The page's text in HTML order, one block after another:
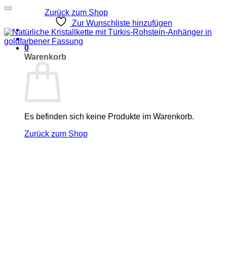
Zurück zum Shop
0
Warenkorb
Es befinden sich keine Produkte im Warenkorb.
Zurück zum Shop
Zur Wunschliste hinzufügen